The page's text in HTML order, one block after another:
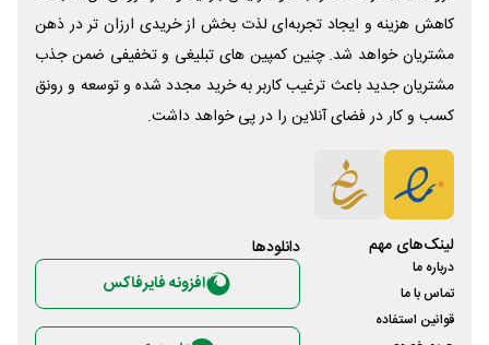
کاهش هزینه و ایجاد تجربه‌ای لذت بخش از خریدی ارزان تر در ذهن
مشتریان خواهد شد. چنین کمپین های تبلیغی و تخفیفی ضمن جذب
مشتریان جدید باعث ترغیب کاربر به خرید مجدد شده و توسعه و رونق
کسب و کار در فضای آنلاین را در پی خواهد داشت.
لینک‌های مهم
درباره ما
تماس با ما
قوانین استفاده
دانلود‌ها
افزونه فایرفاکس